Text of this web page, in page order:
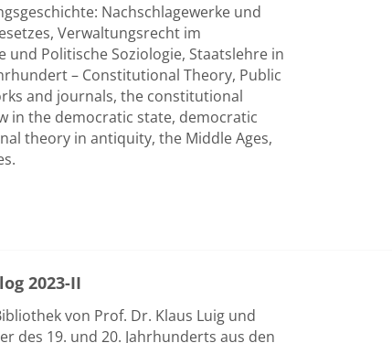
Nachschlagewerke und
Verwaltungsrecht im
Politische Soziologie, Staatslehre in
– Constitutional Theory, Public
and journals, the constitutional
in the democratic state, democratic
theory in antiquity, the Middle Ages,
2023-II
von Prof. Dr. Klaus Luig und
des 19. und 20. Jahrhunderts aus den